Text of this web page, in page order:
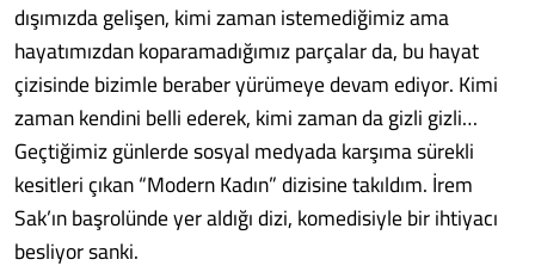
dışımızda gelişen, kimi zaman istemediğimiz ama
hayatımızdan koparamadığımız parçalar da, bu hayat
çizisinde bizimle beraber yürümeye devam ediyor. Kimi
zaman kendini belli ederek, kimi zaman da gizli gizli…
Geçtiğimiz günlerde sosyal medyada karşıma sürekli
kesitleri çıkan “Modern Kadın” dizisine takıldım. İrem
Sak’ın başrolünde yer aldığı dizi, komedisiyle bir ihtiyacı
besliyor sanki.